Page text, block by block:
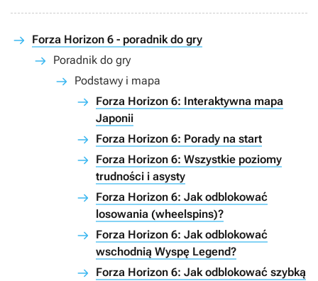
Forza Horizon 6 - poradnik do gry
Poradnik do gry
Podstawy i mapa
Forza Horizon 6: Interaktywna mapa
Japonii
Forza Horizon 6: Porady na start
Forza Horizon 6: Wszystkie poziomy
trudności i asysty
Forza Horizon 6: Jak odblokować
losowania (wheelspins)?
Forza Horizon 6: Jak odblokować
wschodnią Wyspę Legend?
Forza Horizon 6: Jak odblokować szybką